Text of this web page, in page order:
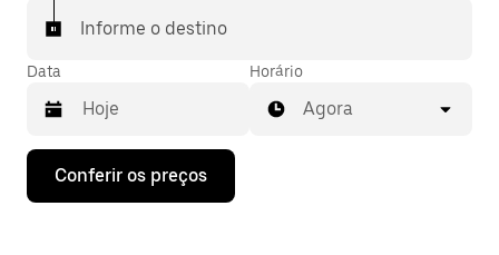
Informe o destino
Data
Pressione
seta
Horário
Agora
Conferir os preços